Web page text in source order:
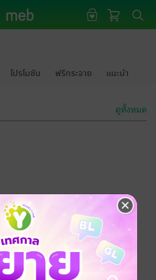
โปรโมชัน ฟรีกระจาย แนะนำ
ดูทั้งหมด